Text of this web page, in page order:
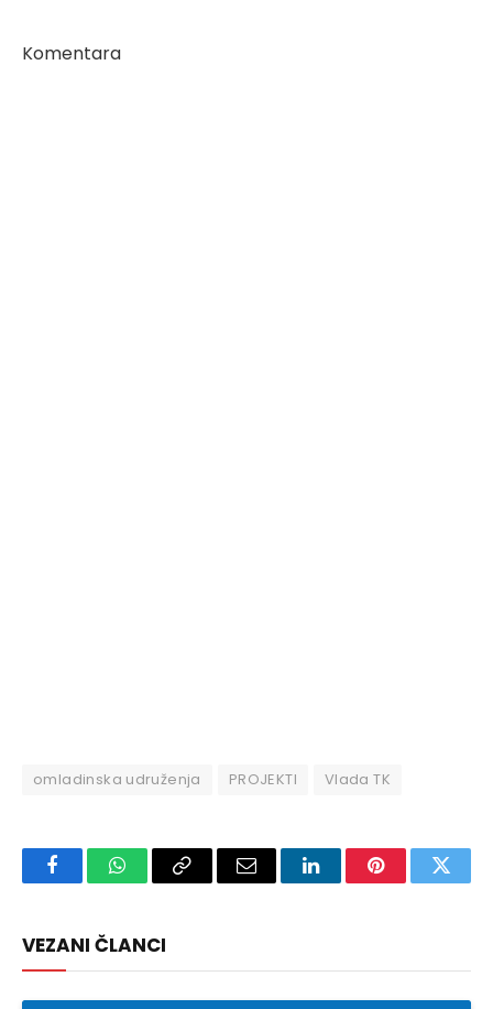
Komentara
omladinska udruženja PROJEKTI Vlada TK
FacebookWhatsAppCopy
Email LinkedInPinterest
VEZANI ČLANCI